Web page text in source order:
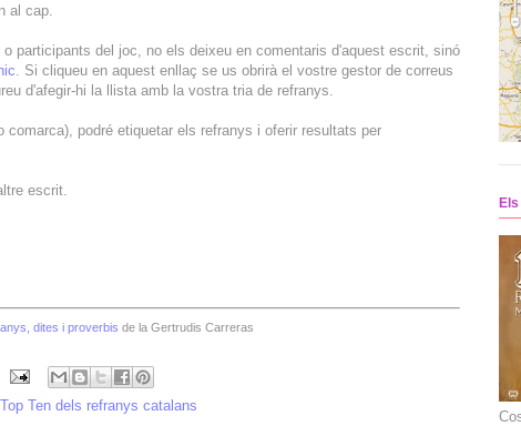
al cap.
participants del joc, no els deixeu en comentaris d'aquest escrit, sinó
. Si cliqueu en aquest enllaç se us obrirà el vostre gestor de correus
d'afegir-hi la llista amb la vostra tria de refranys.
podré etiquetar els refranys i oferir resultats per
escrit.
dites i proverbis de la Gertrudis Carreras
Top Ten dels refranys catalans